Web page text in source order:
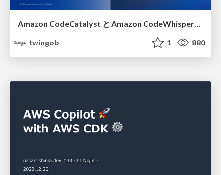
Amazon CodeCatalyst と Amazon CodeWhisperer で開発を加速しよう！
twingob
1 880